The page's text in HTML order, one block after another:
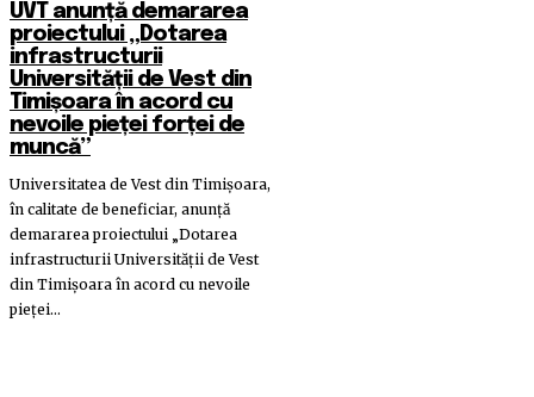
UVT anunță demararea
proiectului „Dotarea
infrastructurii
Universității de Vest din
Timișoara în acord cu
nevoile pieței forței de
muncă”
Universitatea de Vest din Timișoara,
în calitate de beneficiar, anunță
demararea proiectului „Dotarea
infrastructurii Universității de Vest
din Timișoara în acord cu nevoile
pieței...